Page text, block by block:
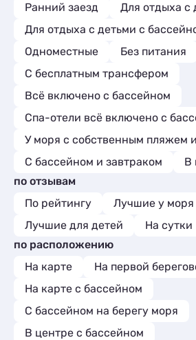
Ранний заезд
Для отдыха с
Для отдыха с детьми с
Одноместные
Без питания
С бесплатным трансфером
Всё включено с бассейном
Спа-отели всё включено с
У моря с собственным пляжем
С бассейном и завтраком
В
по отзывам
По рейтингу
Лучшие у моря
Лучшие для детей
На сутки
по расположению
На карте
На первой
На карте с бассейном
С бассейном на берегу моря
В центре с бассейном